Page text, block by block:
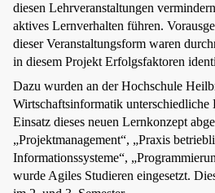
diesen Lehrveranstaltungen
aktives Lernverhalten führen.
dieser Veranstaltungsform waren
in diesem Projekt Erfolgsfaktoren
Dazu wurden an der Hochschule
Wirtschaftsinformatik unterschiedliche
Einsatz dieses neuen Lernkonzept
„Projektmanagement“, „Praxis
Informationssysteme“,
wurde Agiles Studieren eingesetzt.